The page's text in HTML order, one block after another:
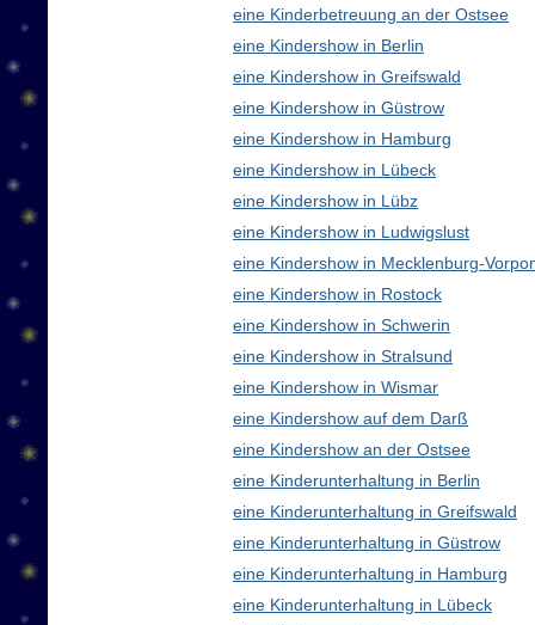
eine Kinderbetreuung an der Ostsee
eine Kindershow in Berlin
eine Kindershow in Greifswald
eine Kindershow in Güstrow
eine Kindershow in Hamburg
eine Kindershow in Lübeck
eine Kindershow in Lübz
eine Kindershow in Ludwigslust
eine Kindershow in Mecklenburg-
eine Kindershow in Rostock
eine Kindershow in Schwerin
eine Kindershow in Stralsund
eine Kindershow in Wismar
eine Kindershow auf dem Darß
eine Kindershow an der Ostsee
eine Kinderunterhaltung in Berlin
eine Kinderunterhaltung in Greifswald
eine Kinderunterhaltung in Güstrow
eine Kinderunterhaltung in Hamburg
eine Kinderunterhaltung in Lübeck